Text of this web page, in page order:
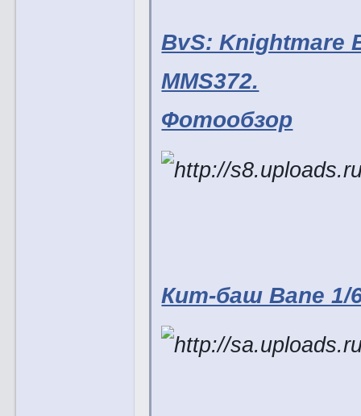
BvS: Knightmare
MMS372.
Фотообзор
Кит-баш Bane 1/